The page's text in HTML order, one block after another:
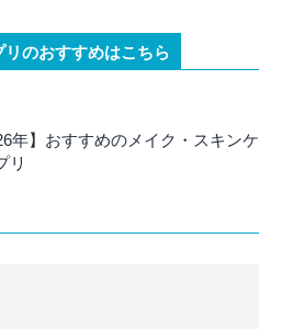
のおすすめはこちら
年】おすすめのメイク・スキンケ
リ